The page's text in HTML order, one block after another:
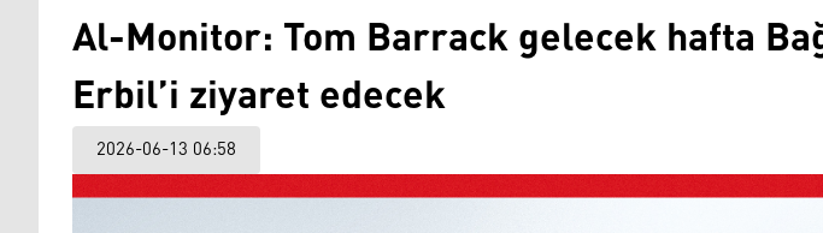
Al-Monitor: Tom Barrack gelecek hafta
Erbil’i ziyaret edecek
2026-06-13 06:58